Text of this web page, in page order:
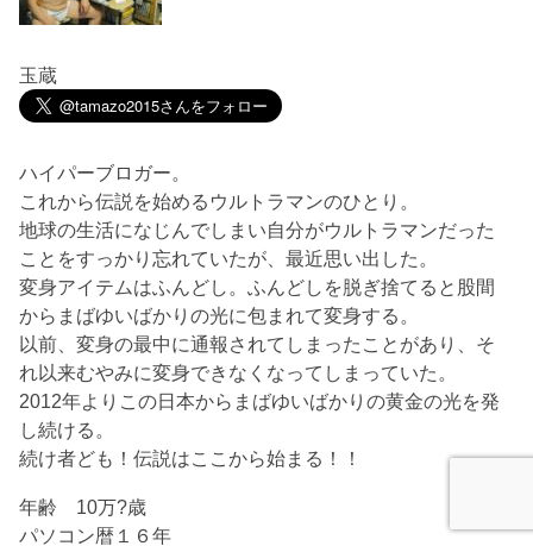
玉蔵
ハイパーブロガー。
これから伝説を始めるウルトラマンのひとり。
地球の生活になじんでしまい自分がウルトラマンだった
ことをすっかり忘れていたが、最近思い出した。
変身アイテムはふんどし。ふんどしを脱ぎ捨てると股間
からまばゆいばかりの光に包まれて変身する。
以前、変身の最中に通報されてしまったことがあり、そ
れ以来むやみに変身できなくなってしまっていた。
2012年よりこの日本からまばゆいばかりの黄金の光を発
し続ける。
続け者ども！伝説はここから始まる！！
年齢 10万?歳
パソコン暦１６年